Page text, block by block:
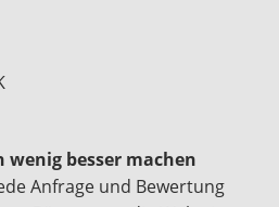
wenig besser machen
Anfrage und Bewertung